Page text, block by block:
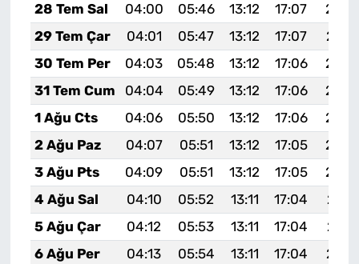
28 Tem Sal
04:00 05:46 13:12 17:07
29 Tem Çar
04:01 05:47 13:12 17:07
30 Tem Per
04:03 05:48 13:12 17:06
31 Tem Cum
04:04 05:49 13:12 17:06
1 Ağu Cts
04:06 05:50 13:12 17:06
2 Ağu Paz
04:07 05:51 13:12 17:05
3 Ağu Pts
04:09 05:51 13:12 17:05
4 Ağu Sal
04:10 05:52 13:11 17:04
5 Ağu Çar
04:12 05:53 13:11 17:04
6 Ağu Per
04:13 05:54 13:11 17:04